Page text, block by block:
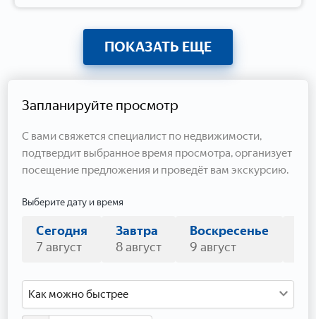
ПОКАЗАТЬ ЕЩЕ
Запланируйте просмотр
С вами свяжется специалист по недвижимости,
подтвердит выбранное время просмотра, организует
посещение предложения и проведёт вам экскурсию.
Выберите дату и время
Сегодня
7 август
Завтра
8 август
Воскресенье
9 август
Как можно быстрее